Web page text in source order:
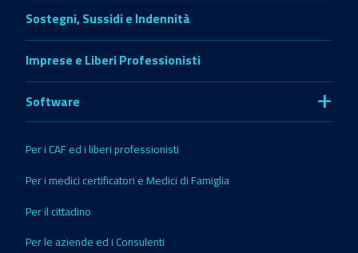
Sostegni, Sussidi e Indennità
Imprese e Liberi Professionisti
Software +
Per i CAF ed i liberi professionisti
Per i medici certificatori e Medici di Famiglia
Per il cittadino
Per le aziende ed i Consulenti